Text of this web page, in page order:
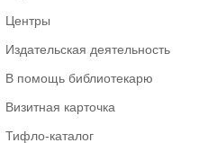
Центры
Издательская деятельность
В помощь библиотекарю
Визитная карточка
Тифло-каталог